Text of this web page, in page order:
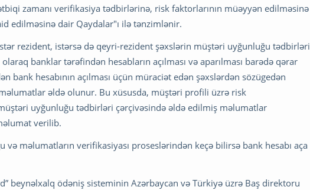
zamanı verifikasiya tədbirlərinə, risk faktorlarının müəyyən edilməsinə
edilməsinə dair Qaydalar"ı ilə tənzimlənir.
istər rezident, istərsə də qeyri-rezident şəxslərin müştəri uyğunluğu tədbirləri
banklar tərəfindən hesabların açılması və aparılması barədə qərar
bank hesabının açılması üçün müraciət edən şəxslərdən sözügedən
əldə olunur. Bu xüsusda, müştəri profili üzrə risk
uyğunluğu tədbirləri çərçivəsində əldə edilmiş məlumatlar
verilib.
məlumatların verifikasiyası proseslərindən keçə bilirsə bank hesabı aça
beynəlxalq ödəniş sisteminin Azərbaycan və Türkiyə üzrə Baş direktoru